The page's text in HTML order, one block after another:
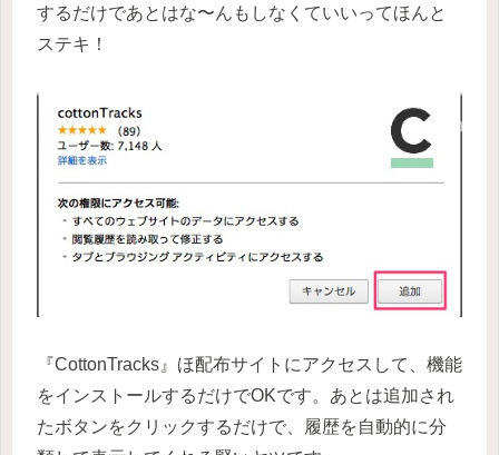
するだけであとはな〜んもしなくていいってほんと
ステキ！
『CottonTracks』ほ配布サイトにアクセスして、機能
をインストールするだけでOKです。あとは追加され
たボタンをクリックするだけで、履歴を自動的に分